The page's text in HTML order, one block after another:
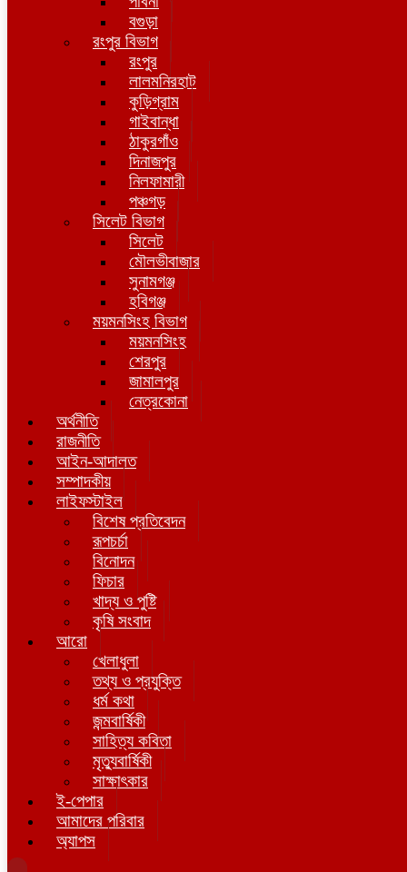
বগুড়া
রংপুর বিভাগ
রংপুর
লালমনিরহাট
কুড়িগ্রাম
গাইবান্ধা
ঠাকুরগাঁও
দিনাজপুর
নিলফামারী
পঞ্চগড়
সিলেট বিভাগ
সিলেট
মৌলভীবাজার
সুনামগঞ্জ
হবিগঞ্জ
ময়মনসিংহ বিভাগ
ময়মনসিংহ
শেরপুর
জামালপুর
নেত্রকোনা
অর্থনীতি
রাজনীতি
আইন-আদালত
সম্পাদকীয়
লাইফস্টাইল
বিশেষ প্রতিবেদন
রূপচর্চা
বিনোদন
ফিচার
খাদ্য ও পুষ্টি
কৃষি সংবাদ
আরো
খেলাধুলা
তথ্য ও প্রযুক্তি
ধর্ম কথা
জন্মবার্ষিকী
সাহিত্য কবিতা
মৃত্যুবার্ষিকী
সাক্ষাৎকার
ই-পেপার
আমাদের পরিবার
অ্যাপস